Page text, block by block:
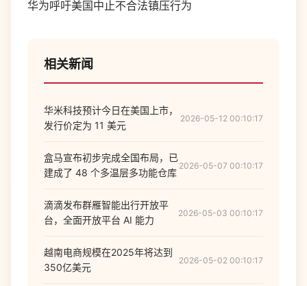
华为呼吁美国中止不合法镇压行为
相关新闻
华米科技预计今日在美国上市，
发行价定为 11 美元
2026-05-12 00:10:17
盒马宣布初步完成全国布局，已
建成了 48 个多温层多功能仓库
2026-05-07 00:10:17
滴滴发布群雁智能出行开放平
台，全面开放平台 AI 能力
2026-05-03 00:10:17
越南电商规模在2025年将达到
350亿美元
2026-05-02 00:10:17